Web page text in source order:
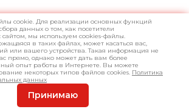
DM4800
cookie. Для реализации основных функций
данных о том, как посетители
сайтом, мы используем cookies-файлы.
в таких файлах, может касаться вас,
или вашего устройства. Такая информация не
прямо, однако может дать вам более
опыт работы в Интернете. Вы можете
некоторых типов файлов cookies. Политика
данных
Принимаю